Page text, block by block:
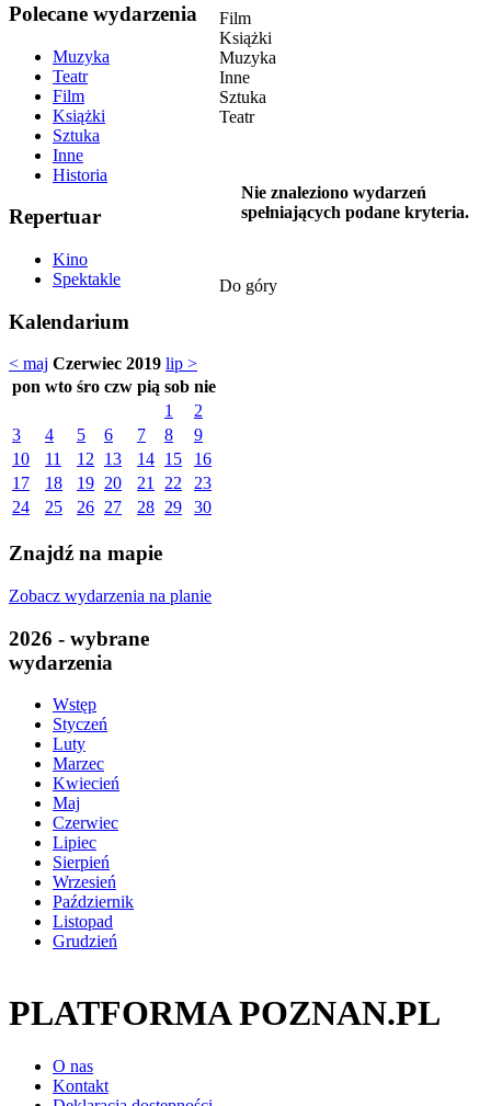
Polecane wydarzenia
Muzyka
Teatr
Film
Książki
Sztuka
Inne
Historia
Repertuar
Kino
Spektakle
Kalendarium
< maj Czerwiec 2019 lip >
pon wto śro czw pią sob nie
1
2
3
4 5 6 7 8
9
10
11 12 13 14 15
16
17
18 19 20 21 22
23
24
25 26 27 28 29 30
Znajdź na mapie
Zobacz wydarzenia na planie
2026 - wybrane
wydarzenia
Wstęp
Styczeń
Luty
Marzec
Kwiecień
Maj
Czerwiec
Lipiec
Sierpień
Wrzesień
Październik
Listopad
Grudzień
Film
Książki
Muzyka
Inne
Sztuka
Teatr
Nie znaleziono wydarzeń
spełniających podane kryteria.
Do góry
PLATFORMA POZNAN.PL
O nas
Kontakt